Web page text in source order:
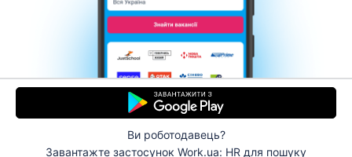
Ви роботодавець?
Завантажте застосунок Work.ua: HR для пошуку
Контакти Про нас
Кар’єра
Допомога Умови використання
© 2006–2026 Work.ua. Сервіс пошуку роботи №1 в